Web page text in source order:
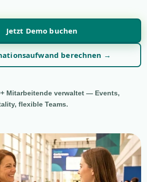
Jetzt Demo buchen
berechnen →
Mitarbeitende verwaltet — Events,
flexible Teams.